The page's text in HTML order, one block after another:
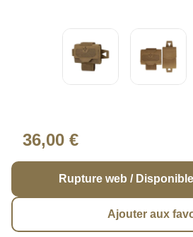
36,00 €
Rupture web /
Ajouter aux